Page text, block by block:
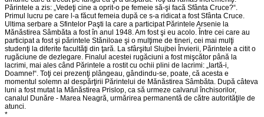
Părintele a zis: „Vedeţi cine a oprit-o pe femeie să-şi facă Sfânta Cruce?“.
Primul lucru pe care l-a făcut femeia după ce s-a ridicat a fost Sfânta Cruce.
Ultima serbare a Sfintelor Paşti la care a participat Părintele Arsenie la
Mănăstirea Sâmbăta a fost în anul 1948. Am fost şi eu acolo. Între cei care au
participat a fost şi părintele Stăniloae şi o mulţime de tineri, cei mai mulţi
studenţi la diferite facultăţi din ţară. La sfârşitul Slujbei Învierii, Părintele a citit o
rugăciune de dezlegare. Finalul acestei rugăciuni a fost mişcător până la
lacrimi, mai ales când Părintele a rostit cu ochii plini de lacrimi: „Iartă-i,
Doamne!“. Toţi cei prezenţi plângeau, gândindu-se, poate, că acesta e
momentul solemn al despărţirii Părintelui de Mănăstirea Sâmbăta. După câteva
luni a fost mutat la Mănăstirea Prislop, ca să urmeze calvarul închisorilor,
canalul Dunăre - Marea Neagră, urmărirea permanentă de către autorităţile de
atunci.
*